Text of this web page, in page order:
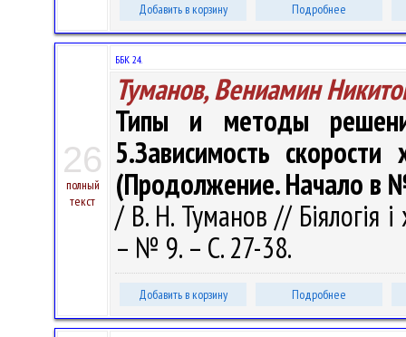
Добавить в корзину Подробнее
26
полный
текст
ББК 24.
Туманов, Вениамин
Типы и методы
5.Зависимость
(Продолжение. Начало
/ В. Н. Туманов // Біялогія
– № 9. – С. 27-38.
Добавить в корзину Подробнее